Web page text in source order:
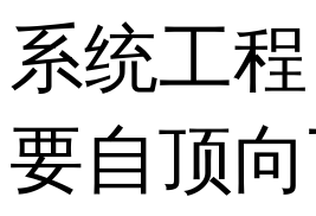
系统工
要自顶